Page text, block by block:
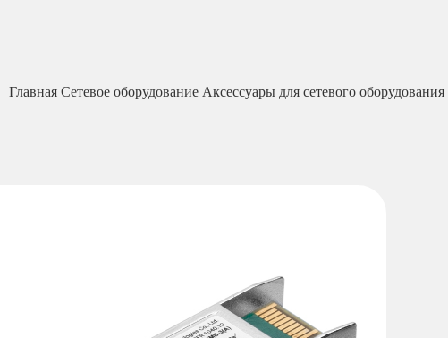
Главная Сетевое оборудование Аксессуары для сетевого оборудования